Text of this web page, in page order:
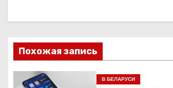
ц
и
я
Похожая запись
В БЕЛАРУСИ